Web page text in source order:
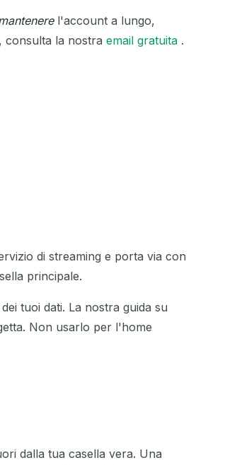
l'account a lungo,
consulta la nostra email gratuita .
di streaming e porta via con
principale.
tuoi dati. La nostra guida su
Non usarlo per l'home
dalla tua casella vera. Una